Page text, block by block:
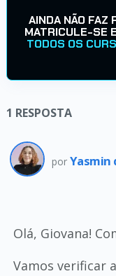
AINDA NÃO FAZ
MATRICULE-SE
TODOS OS
1 RESPOSTA
por Yasmin
Olá, Giovana!
Vamos verificar